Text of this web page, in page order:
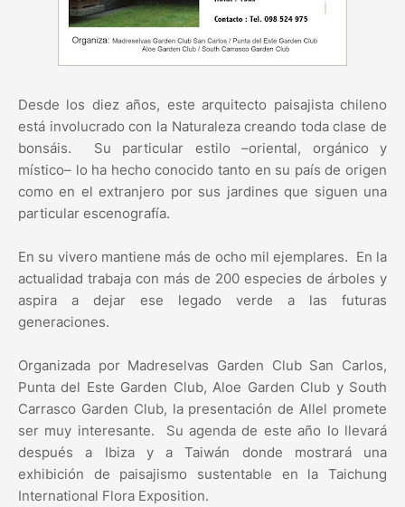
Desde los diez años, este arquitecto paisajista chileno
está involucrado con la Naturaleza creando toda clase de
bonsáis. Su particular estilo –oriental, orgánico y
místico– lo ha hecho conocido tanto en su país de origen
como en el extranjero por sus jardines que siguen una
particular escenografía.
En su vivero mantiene más de ocho mil ejemplares. En la
actualidad trabaja con más de 200 especies de árboles y
aspira a dejar ese legado verde a las futuras
generaciones.
Organizada por Madreselvas Garden Club San Carlos,
Punta del Este Garden Club, Aloe Garden Club y South
Carrasco Garden Club, la presentación de Allel promete
ser muy interesante. Su agenda de este año lo llevará
después a Ibiza y a Taiwán donde mostrará una
exhibición de paisajismo sustentable en la Taichung
International Flora Exposition.